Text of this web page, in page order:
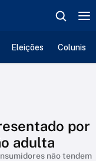
Eleições
por
adulta
não tendem